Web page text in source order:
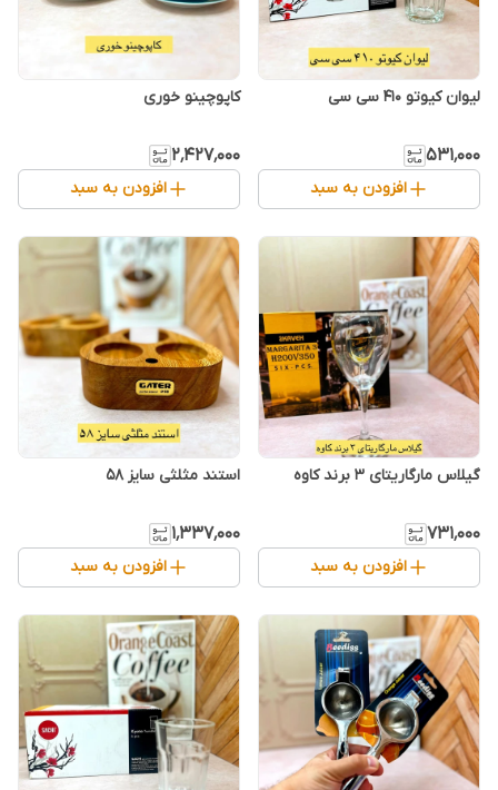
لیوان کیوتو ۴۱۰ سی سی
۵۳۱٬۰۰۰
افزودن به سبد
کاپوچینو خوری
۲٬۴۲۷٬۰۰۰
افزودن به سبد
گیلاس مارگاریتای ۳ برند کاوه
۷۳۱٬۰۰۰
افزودن به سبد
استند مثلثی سایز ۵۸
۱٬۳۳۷٬۰۰۰
افزودن به سبد